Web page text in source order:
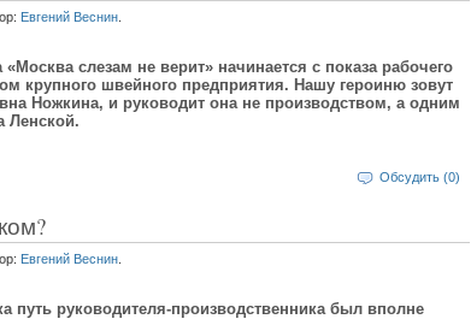
Евгений Веснин
слезам не верит» начинается с показа рабочего
крупного швейного предприятия. Нашу героиню зовут
Ножкина, и руководит она не производством, а одним
Ленской.
Обсудить (0)
Евгений Веснин
путь руководителя-производственника был вполне